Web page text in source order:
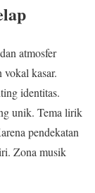
atmosfer
kasar.
identitas.
unik. Tema lirik
pendekatan
Zona musik